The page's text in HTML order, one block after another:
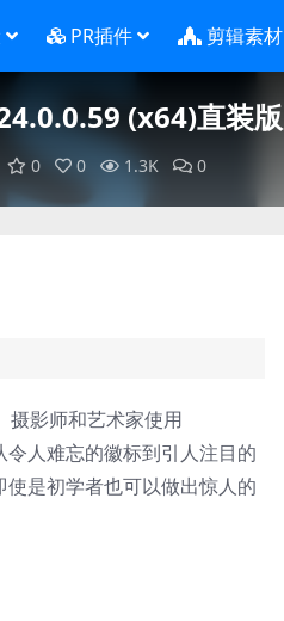
PR插件 剪辑素材
(x64)直装版
0 0 1.3K 0
影师和艺术家使用
人难忘的徽标到引人注目的
是初学者也可以做出惊人的